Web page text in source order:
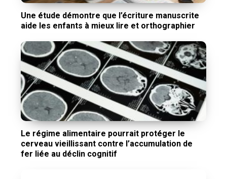
Une étude démontre que l’écriture manuscrite
aide les enfants à mieux lire et orthographier
Le régime alimentaire pourrait protéger le
cerveau vieillissant contre l’accumulation de
fer liée au déclin cognitif